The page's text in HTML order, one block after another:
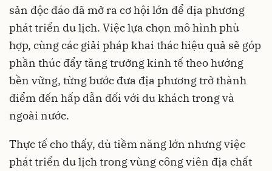
sản độc đáo đã mở ra cơ hội lớn để địa phương
phát triển du lịch. Việc lựa chọn mô hình phù
hợp, cùng các giải pháp khai thác hiệu quả sẽ góp
phần thúc đẩy tăng trưởng kinh tế theo hướng
bền vững, từng bước đưa địa phương trở thành
điểm đến hấp dẫn đối với du khách trong và
ngoài nước.
Thực tế cho thấy, dù tiềm năng lớn nhưng việc
phát triển du lịch trong vùng công viên địa chất